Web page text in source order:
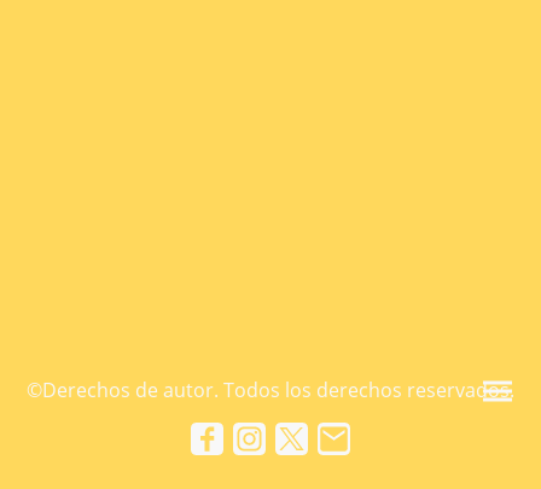
©Derechos de autor. Todos los derechos reservados.